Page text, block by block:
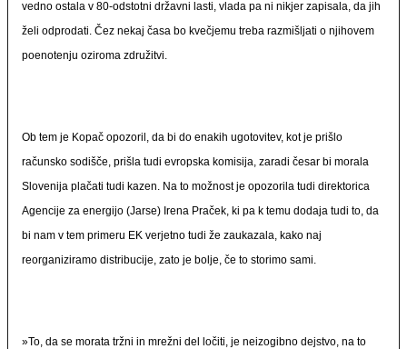
vedno ostala v 80-odstotni državni lasti, vlada pa ni nikjer zapisala, da jih
želi odprodati. Čez nekaj časa bo kvečjemu treba razmišljati o njihovem
poenotenju oziroma združitvi.
Ob tem je Kopač opozoril, da bi do enakih ugotovitev, kot je prišlo
računsko sodišče, prišla tudi evropska komisija, zaradi česar bi morala
Slovenija plačati tudi kazen. Na to možnost je opozorila tudi direktorica
Agencije za energijo (Jarse) Irena Praček, ki pa k temu dodaja tudi to, da
bi nam v tem primeru EK verjetno tudi že zaukazala, kako naj
reorganiziramo distribucije, zato je bolje, če to storimo sami.
»To, da se morata tržni in mrežni del ločiti, je neizogibno dejstvo, na to